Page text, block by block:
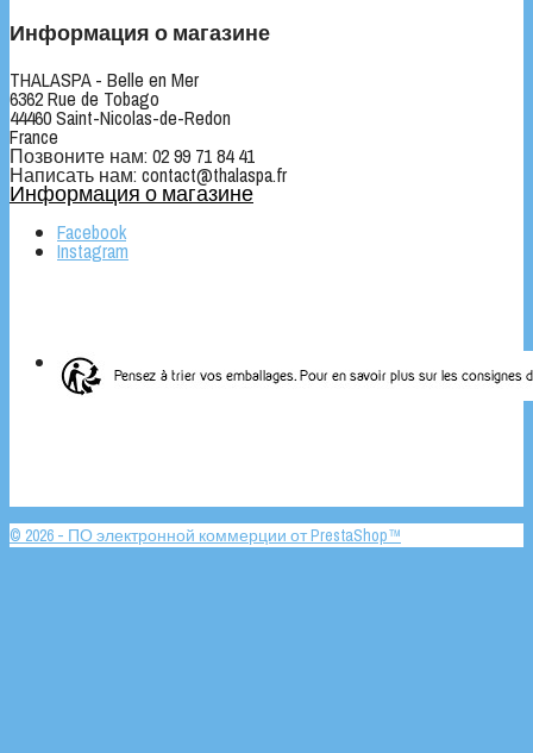
Информация о магазине
THALASPA - Belle en Mer
6362 Rue de Tobago
44460 Saint-Nicolas-de-Redon
France
Позвоните нам: 02 99 71 84 41
Написать нам: contact@thalaspa.fr
Информация о магазине
Facebook
Instagram
© 2026 - ПО электронной коммерции от PrestaShop™